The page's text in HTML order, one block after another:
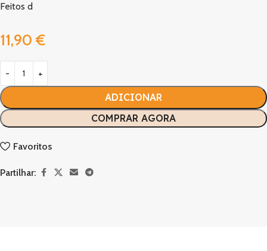
Feitos d
11,90 €
ADICIONAR
COMPRAR AGORA
Favoritos
Partilhar: